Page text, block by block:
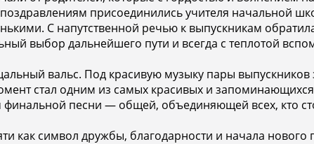
присоединились учителя начальной
С напутственной речью к выпускникам
выбор дальнейшего пути и всегда с теплотой
вальс. Под красивую музыку пары выпускников
стал одним из самых красивых и
песни — общей, объединяющей всех, кто
как символ дружбы, благодарности и начала нового